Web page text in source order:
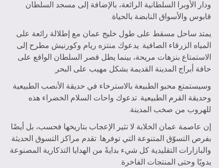
ودار الأوبرا السلطانية الرائعة، بالإضافة إلى مسجد السلطان
قابوس والأسواق النابضة بالحياة.
يمتد ساحل مسقط على طول خليج عمان مع إطلالة رائعة على
المياه الزرقاء الصافية. يدعوك منتزه ريام وكورنيش مطرح إلى
الاستمتاع بنزهات مريحة، بينما يطل قصر السلطان الواقع على
حافة أبراج المدينة القديمة بشكل مهيب على البحر.
وسيستمتع محبو الطبيعة بالاسترخاء في حديقة الأنصب الطبيعية
وحديقة القرم الطبيعية. تدعوك واحات السلام الخضراء هذه
للهروب من صخب المدينة.
إن عاصمة عمان الخلابة لا تثير الإعجاب بتاريخها فحسب، بل أيضًا
بفرص التسوّق المتنوعة التي توفرها. تقدم مراكز التسوق الحديثة
والبازارات التقليدية كل شيء بدايةً من الهدايا التذكارية المصنوعة
يدويًا وحتى المنتجات الفاخرة.